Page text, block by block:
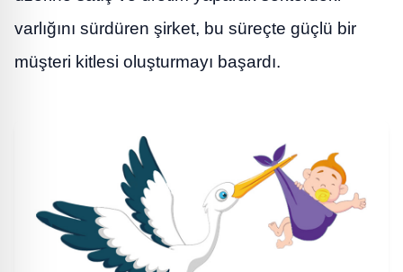
varlığını sürdüren şirket, bu süreçte güçlü bir
müşteri kitlesi oluşturmayı başardı.